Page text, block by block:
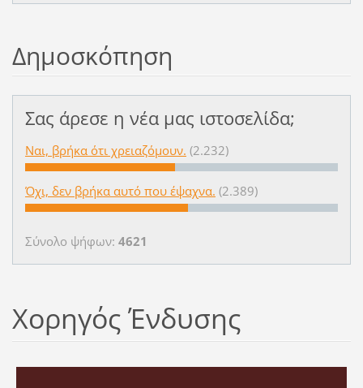
Δημοσκόπηση
Σας άρεσε η νέα μας ιστοσελίδα;
Ναι, βρήκα ότι χρειαζόμουν. (2.232)
Όχι, δεν βρήκα αυτό που έψαχνα. (2.389)
Σύνολο ψήφων: 4621
Χορηγός Ένδυσης